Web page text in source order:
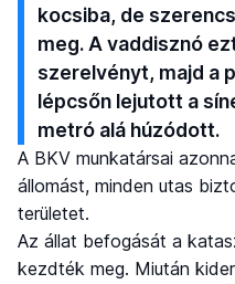
kocsiba, de
meg. A vaddisznó
szerelvényt, majd a
lépcsőn lejutott a
metró alá húzódott.
A BKV munkatársai
állomást, minden utas
területet.
Az állat befogását a
kezdték meg. Miután